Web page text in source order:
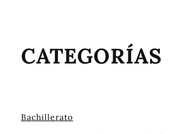
CATEGORÍAS
Bachillerato